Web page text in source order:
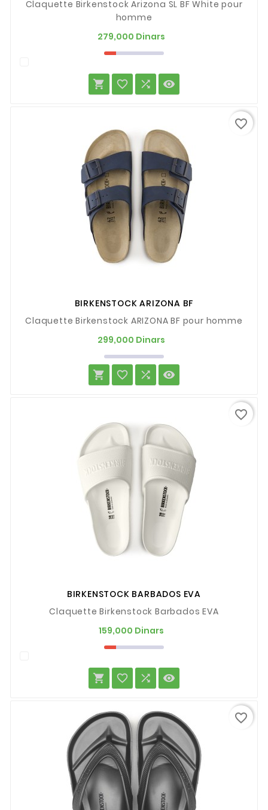
Claquette Birkenstock Arizona SL BF White pour
homme
279,000 Dinars
   
BIRKENSTOCK ARIZONA BF
Claquette Birkenstock ARIZONA BF pour homme
299,000 Dinars
   
favorite_border
BIRKENSTOCK BARBADOS EVA
Claquette Birkenstock Barbados EVA
159,000 Dinars
   
favorite_border
favorite_border